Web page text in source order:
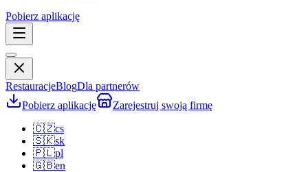
Pobierz aplikację
RestauracjeBlogDla partnerów
Pobierz aplikację
Zarejestruj swoją firmę
🇨🇿cs
🇸🇰sk
🇵🇱pl
🇬🇧en